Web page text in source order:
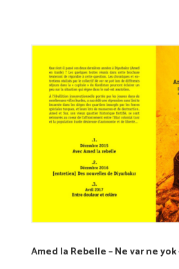
Amed la Rebelle – Ne var ne yok